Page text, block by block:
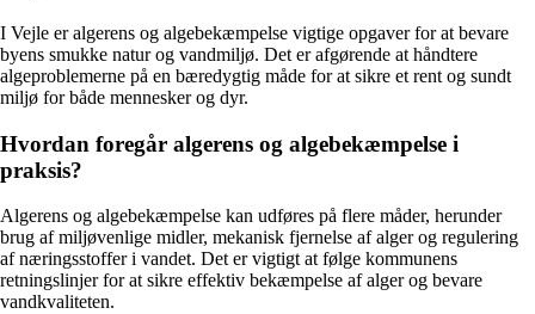
I Vejle er algerens og algebekæmpelse vigtige opgaver for at bevare
byens smukke natur og vandmiljø. Det er afgørende at håndtere
algeproblemerne på en bæredygtig måde for at sikre et rent og sundt
miljø for både mennesker og dyr.
Hvordan foregår algerens og algebekæmpelse i
praksis?
Algerens og algebekæmpelse kan udføres på flere måder, herunder
brug af miljøvenlige midler, mekanisk fjernelse af alger og regulering
af næringsstoffer i vandet. Det er vigtigt at følge kommunens
retningslinjer for at sikre effektiv bekæmpelse af alger og bevare
vandkvaliteten.